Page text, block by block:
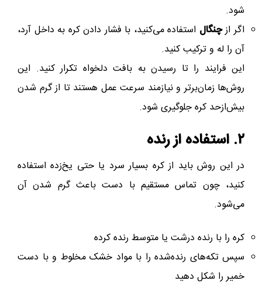
شود.
اگر ازچنگال استفاده می‌کنید، با فشار دادن کره به داخل آرد،
آن را له و ترکیب کنید.
این فرایند را تا رسیدن به بافت دلخواه تکرار کنید. این
روش‌ها زمان‌برتر و نیازمند سرعت عمل هستند تا از گرم شدن
بیش‌از‌حد کره جلوگیری شود.
۲. استفاده از رنده
در این روش باید از کره بسیار سرد یا حتی یخ‌زده استفاده
کنید، چون تماس مستقیم با دست باعث گرم شدن آن
می‌شود.
کره را با رنده درشت یا متوسط رنده کرده
سپس تکه‌های رنده‌شده را با مواد خشک مخلوط و با دست
خمیر را شکل دهید